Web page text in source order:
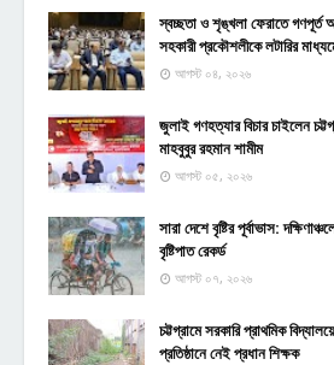
স্বচ্ছতা ও শৃঙ্খলা ফেরাতে
সহকারী প্রকৌশলীকে লটারির
আগস্ট ০৪, ২০২৬
জুলাই গণহত্যার বিচার চাইলেন
মাহবুবুর রহমান শামীম
আগস্ট ০৫, ২০২৬
সারা দেশে বৃষ্টির পূর্বাভাস:
বৃষ্টিপাত রেকর্ড
আগস্ট ০৭, ২০২৬
চট্টগ্রামে সরকারি প্রাথমিক
প্রতিষ্ঠানে নেই প্রধান শিক্ষক